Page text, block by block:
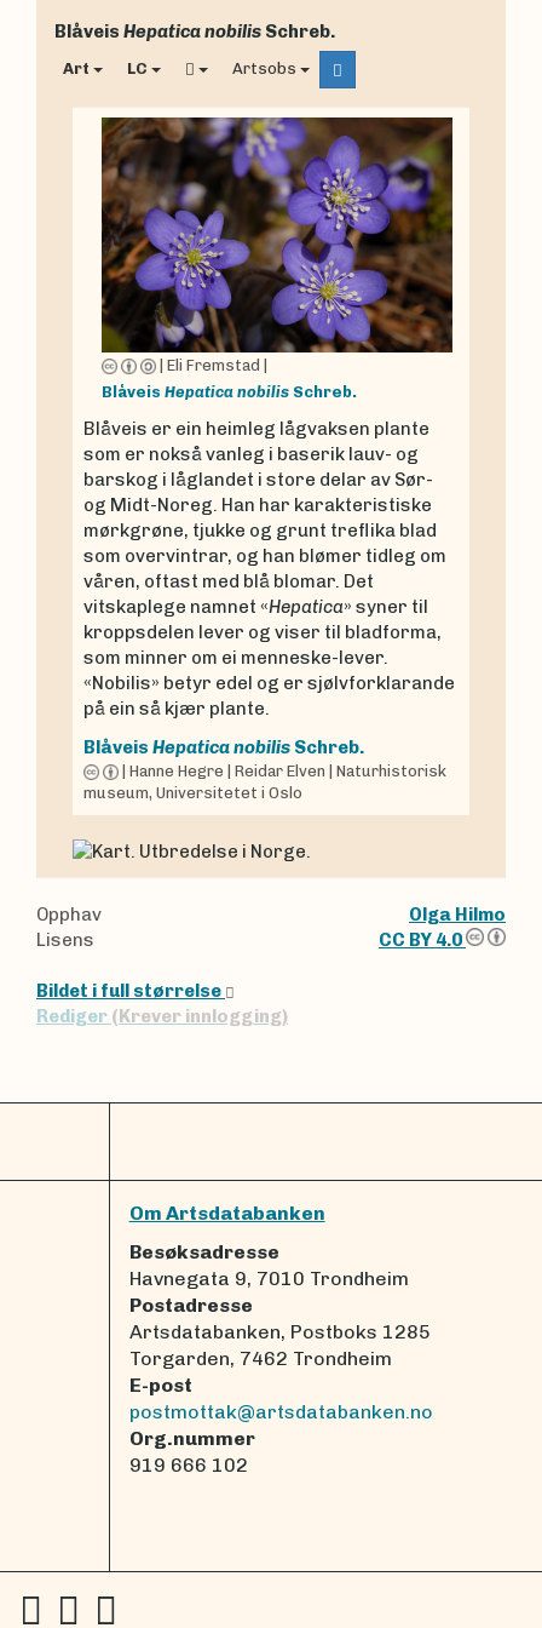
Blåveis Hepatica nobilis Schreb.
Art LC Artsobs
Eli Fremstad
Blåveis Hepatica nobilis Schreb.
Blåveis er ein heimleg lågvaksen plante
som er nokså vanleg i baserik lauv- og
barskog i låglandet i store delar av Sør-
og Midt-Noreg. Han har karakteristiske
mørkgrøne, tjukke og grunt treflika blad
som overvintrar, og han blømer tidleg om
våren, oftast med blå blomar. Det
vitskaplege namnet «Hepatica» syner til
kroppsdelen lever og viser til bladforma,
som minner om ei menneske-lever.
«Nobilis» betyr edel og er sjølvforklarande
på ein så kjær plante.
Blåveis Hepatica nobilis Schreb.
Hanne Hegre Reidar Elven
Naturhistorisk
museum, Universitetet i Oslo
Opphav
Olga Hilmo
Lisens
CC BY 4.0
Bildet i full størrelse
Rediger (Krever innlogging)
Om Artsdatabanken
Besøksadresse
Havnegata 9, 7010 Trondheim
Postadresse
Artsdatabanken, Postboks 1285
Torgarden, 7462 Trondheim
E-post
postmottak@artsdatabanken.no
Org.nummer
919 666 102